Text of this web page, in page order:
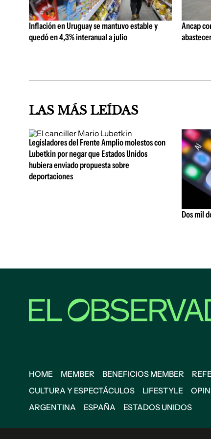
Inflación en Uruguay se mantuvo estable y
quedó en 4,3% interanual a julio
Ancap
LAS MÁS LEÍDAS
Legisladores del Frente Amplio molestos con
Lubetkin por negar que Estados Unidos
hubiera enviado propuesta sobre
deportaciones
Dos mil
HOME MEMBER BENEFICIOS MEMBER
CULTURA Y ESPECTÁCULOS
LIFESTYLE
ARGENTINA
ESPAÑA ESTADOS UNIDOS